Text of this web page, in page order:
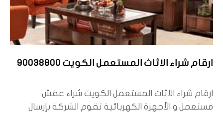
ارقام شراء الاثاث المستعمل الكويت 90038800
ارقام شراء الاثاث المستعمل الكويت شراء عفش
مستعمل و الأجهزة الكهربائية تقوم الشركة بإرسال